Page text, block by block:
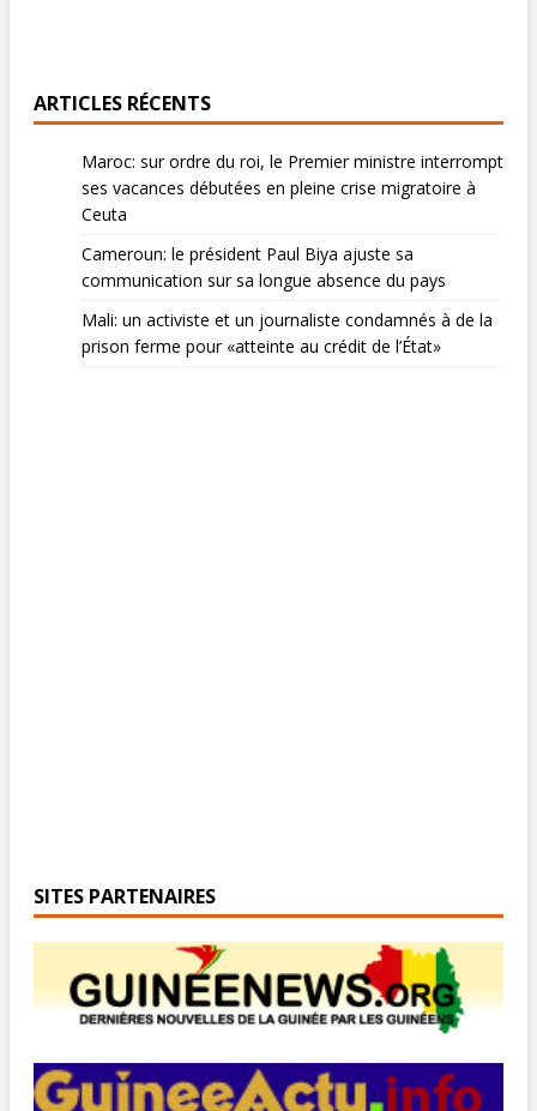
ARTICLES RÉCENTS
Maroc: sur ordre du roi, le Premier ministre interrompt
ses vacances débutées en pleine crise migratoire à
Ceuta
Cameroun: le président Paul Biya ajuste sa
communication sur sa longue absence du pays
Mali: un activiste et un journaliste condamnés à de la
prison ferme pour «atteinte au crédit de l’État»
SITES PARTENAIRES